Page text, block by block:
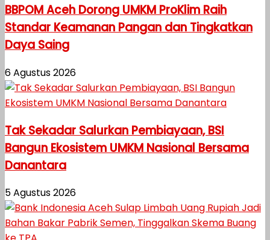
BBPOM Aceh Dorong UMKM ProKlim Raih
Standar Keamanan Pangan dan Tingkatkan
Daya Saing
6 Agustus 2026
Tak Sekadar Salurkan Pembiayaan, BSI
Bangun Ekosistem UMKM Nasional Bersama
Danantara
5 Agustus 2026